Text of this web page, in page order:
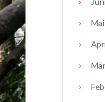
Mai